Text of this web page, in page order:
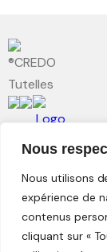
Nous
Nous utilisons
expérience de
contenus
cliquant sur «
Publications
Colloques et
Médiation
Interventions
Programmes
Tutelles